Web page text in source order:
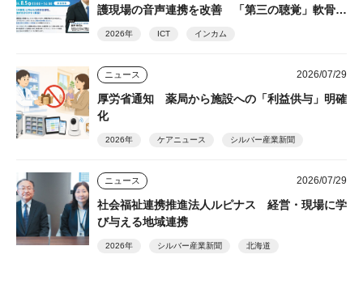
護現場の音声連携を改善 「第三の聴覚」軟骨伝
2026年 ICT インカム
ニュース 2026/07/29
厚労省通知 薬局から施設への「利益供与」明確
化
2026年 ケアニュース シルバー産業新聞
ニュース 2026/07/29
社会福祉連携推進法人ルピナス 経営・現場に学
び与える地域連携
2026年 シルバー産業新聞 北海道